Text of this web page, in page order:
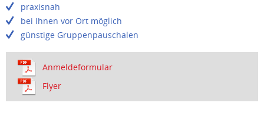
praxisnah
bei Ihnen vor Ort möglich
günstige Gruppenpauschalen
Anmeldeformular
Flyer